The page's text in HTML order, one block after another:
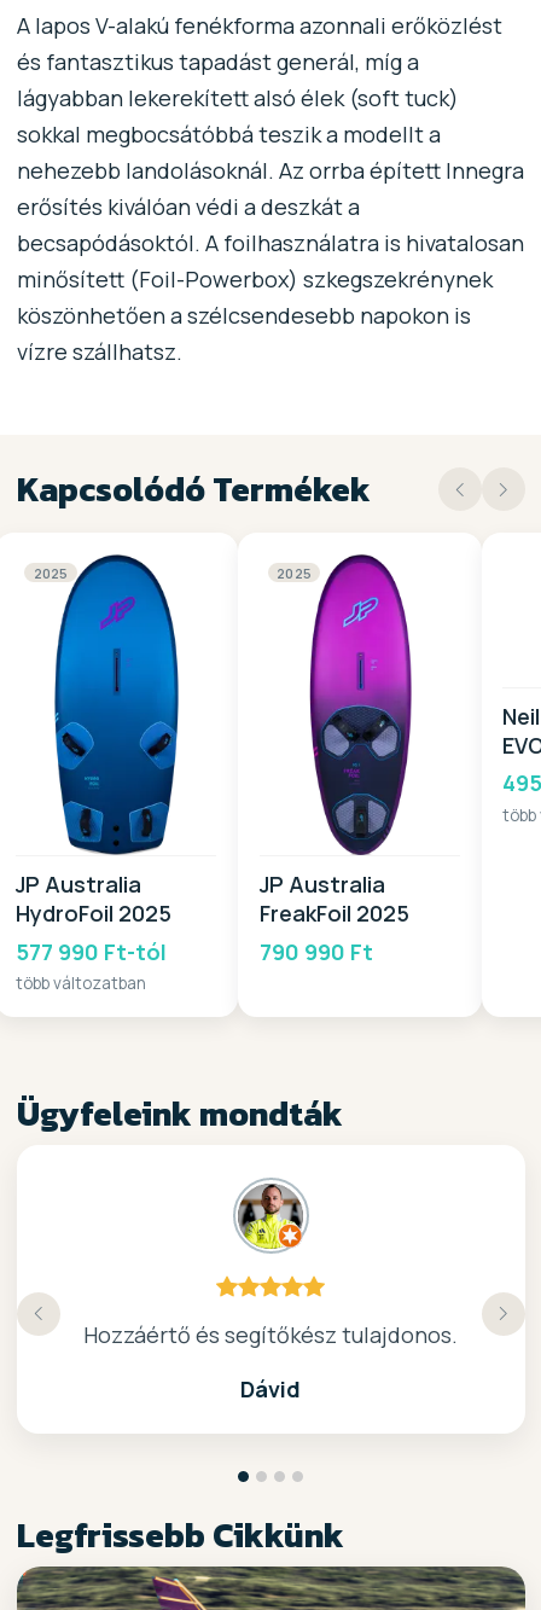
A lapos V-alakú fenékforma azonnali erőközlést
és fantasztikus tapadást generál, míg a
lágyabban lekerekített alsó élek (soft tuck)
sokkal megbocsátóbbá teszik a modellt a
nehezebb landolásoknál. Az orrba épített Innegra
erősítés kiválóan védi a deszkát a
becsapódásoktól. A foilhasználatra is hivatalosan
minősített (Foil-Powerbox) szkegszekrénynek
köszönhetően a szélcsendesebb napokon is
vízre szállhatsz.
Kapcsolódó Termékek
2025
JP Australia
HydroFoil 2025
577 990 Ft-tól
több változatban
2025
JP Australia
FreakFoil 2025
790 990 Ft
Ügyfeleink mondták
Hozzáértő és segítőkész tulajdonos.
Dávid
kiváló surf-ös bolt .. ajánlom!
Nagyon kedves elado, jo kis bolt :)
Köszönöm a gyors, barátságos kiszolgálast.
Legfrissebb Cikkünk